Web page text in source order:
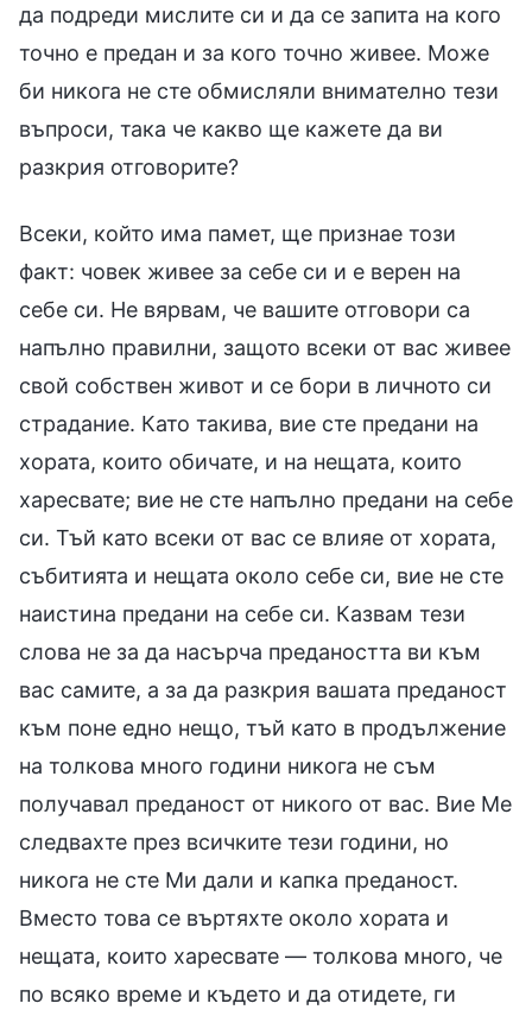
да подреди мислите си и да се запита на кого
точно е предан и за кого точно живее. Може
би никога не сте обмисляли внимателно тези
въпроси, така че какво ще кажете да ви
разкрия отговорите?
Всеки, който има памет, ще признае този
факт: човек живее за себе си и е верен на
себе си. Не вярвам, че вашите отговори са
напълно правилни, защото всеки от вас живее
свой собствен живот и се бори в личното си
страдание. Като такива, вие сте предани на
хората, които обичате, и на нещата, които
харесвате; вие не сте напълно предани на себе
си. Тъй като всеки от вас се влияе от хората,
събитията и нещата около себе си, вие не сте
наистина предани на себе си. Казвам тези
слова не за да насърча предаността ви към
вас самите, а за да разкрия вашата преданост
към поне едно нещо, тъй като в продължение
на толкова много години никога не съм
получавал преданост от никого от вас. Вие Ме
следвахте през всичките тези години, но
никога не сте Ми дали и капка преданост.
Вместо това се въртяхте около хората и
нещата, които харесвате — толкова много, че
по всяко време и където и да отидете, ги